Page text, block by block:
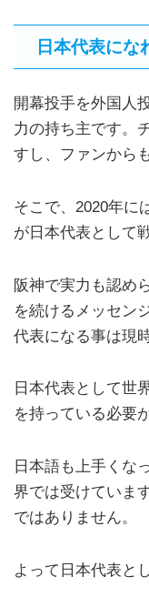
日本代表にな
開幕投手を外国人
力の持ち主です。
すし、ファンから
そこで、2020年に
が日本代表として
阪神で実力も認め
を続けるメッセン
代表になる事は現
日本代表として世
を持っている必要
日本語も上手くな
界では受けていま
ではありません。
よって日本代表と